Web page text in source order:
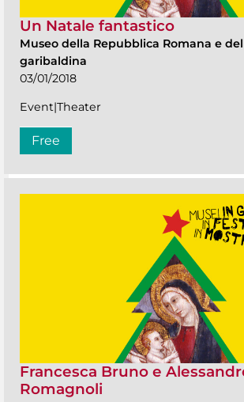
Un Natale fantastico
Museo della Repubblica Romana e
garibaldina
03/01/2018
Event|Theater
Free
Francesca Bruno e
Romagnoli